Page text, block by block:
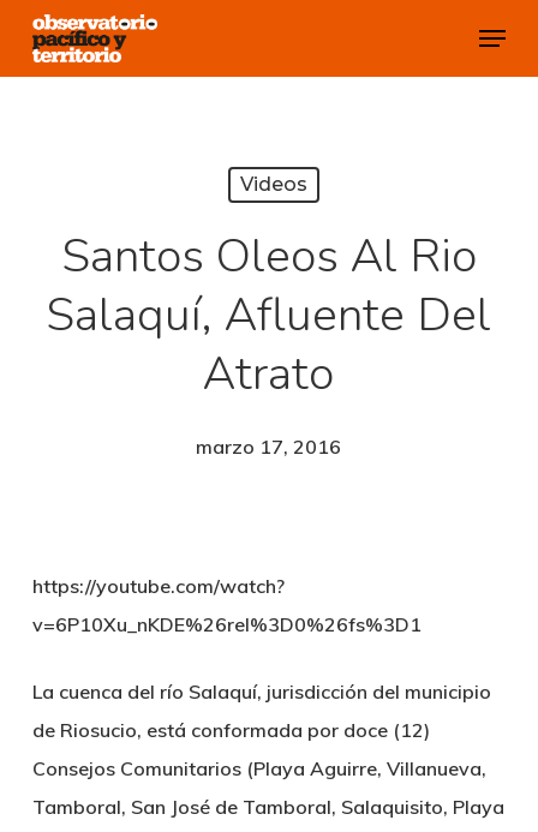
Skip
Menu
Videos
Santos Oleos Al Rio
Salaquí, Afluente Del
Atrato
marzo 17, 2016
https://youtube.com/watch?
v=6P10Xu_nKDE%26rel%3D0%26fs%3D1
La cuenca del río Salaquí, jurisdicción del municipio
de Riosucio, está conformada por doce (12)
Consejos Comunitarios (Playa Aguirre, Villanueva,
Tamboral, San José de Tamboral, Salaquisito, Playa
Close